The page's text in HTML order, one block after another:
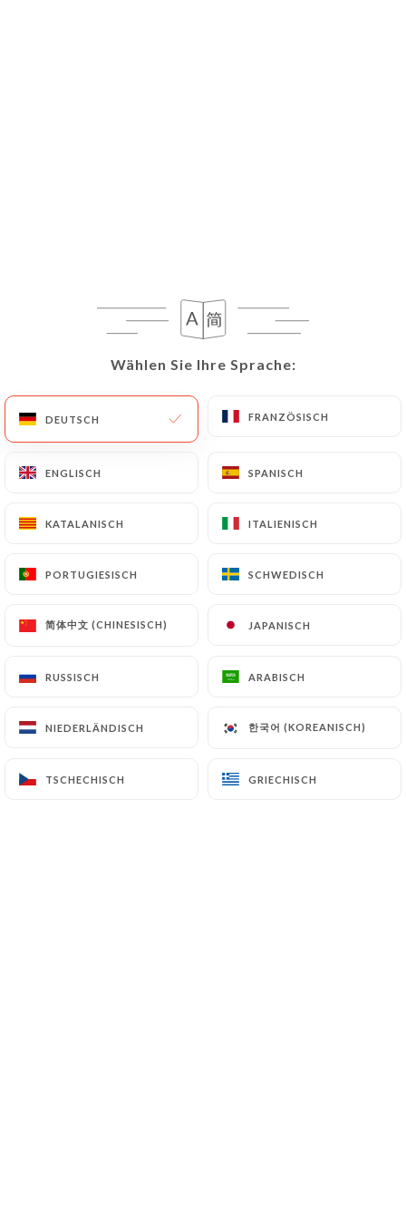
Wählen Sie Ihre Sprache:
DEUTSCH FRANZÖSISCH
ENGLISCH SPANISCH
KATALANISCH ITALIENISCH
PORTUGIESISCH SCHWEDISCH
简体中文 (CHINESISCH) JAPANISCH
RUSSISCH ARABISCH
NIEDERLÄNDISCH 한국어 (KOREANISCH)
TSCHECHISCH GRIECHISCH
Wählen Sie Ihre Sprache:
DEUTSCH FRANZÖSISCH
ENGLISCH SPANISCH
KATALANISCH ITALIENISCH
PORTUGIESISCH SCHWEDISCH
简体中文 (CHINESISCH) JAPANISCH
RUSSISCH ARABISCH
NIEDERLÄNDISCH 한국어 (KOREANISCH)
TSCHECHISCH GRIECHISCH